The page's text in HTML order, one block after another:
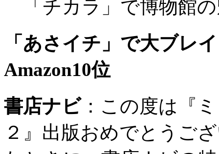
「チカラ」で博物館
「あさイチ」で大ブレ
Amazon10位
書店ナビ： この度は『
２』出版おめでとうご